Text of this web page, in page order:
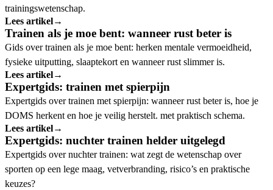
trainingswetenschap.
Lees artikel→
Trainen als je moe bent: wanneer rust beter is
Gids over trainen als je moe bent: herken mentale vermoeidheid,
fysieke uitputting, slaaptekort en wanneer rust slimmer is.
Lees artikel→
Expertgids: trainen met spierpijn
Expertgids over trainen met spierpijn: wanneer rust beter is, hoe je
DOMS herkent en hoe je veilig herstelt. met praktisch schema.
Lees artikel→
Expertgids: nuchter trainen helder uitgelegd
Expertgids over nuchter trainen: wat zegt de wetenschap over
sporten op een lege maag, vetverbranding, risico’s en praktische
keuzes?